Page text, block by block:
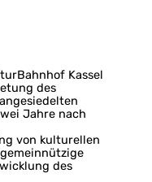
Kassel
des
Jahre nach
von kulturellen
des